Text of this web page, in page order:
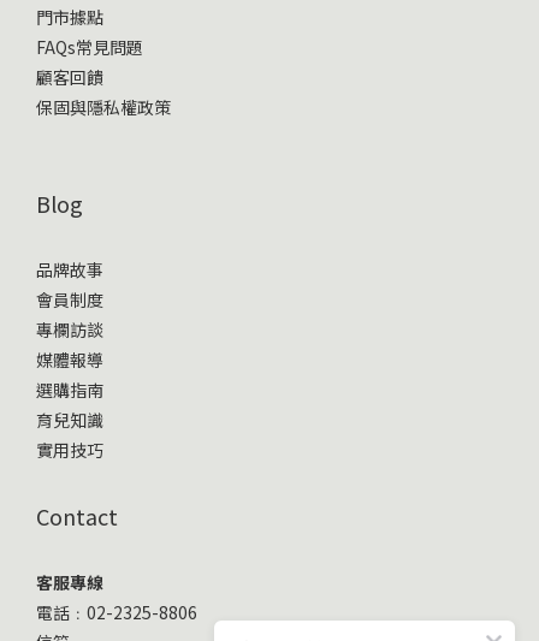
門市據點
FAQs常見問題
顧客回饋
保固與隱私權政策
Blog
品牌故事
會員制度
專欄訪談
媒體報導
選購指南
育兒知識
實用技巧
Contact
客服專線
電話﹕02-2325-8806